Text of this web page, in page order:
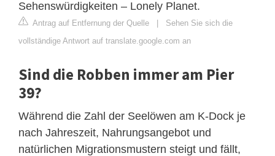
Sehenswürdigkeiten – Lonely Planet.
Antrag auf Entfernung der Quelle | Sehen Sie sich die
vollständige Antwort auf translate.google.com an
Sind die Robben immer am Pier
39?
Während die Zahl der Seelöwen am K-Dock je
nach Jahreszeit, Nahrungsangebot und
natürlichen Migrationsmustern steigt und fällt,